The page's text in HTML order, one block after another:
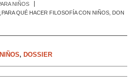
NIÑOS
QUÉ HACER FILOSOFÍA CON NIÑOS, DON
, DOSSIER